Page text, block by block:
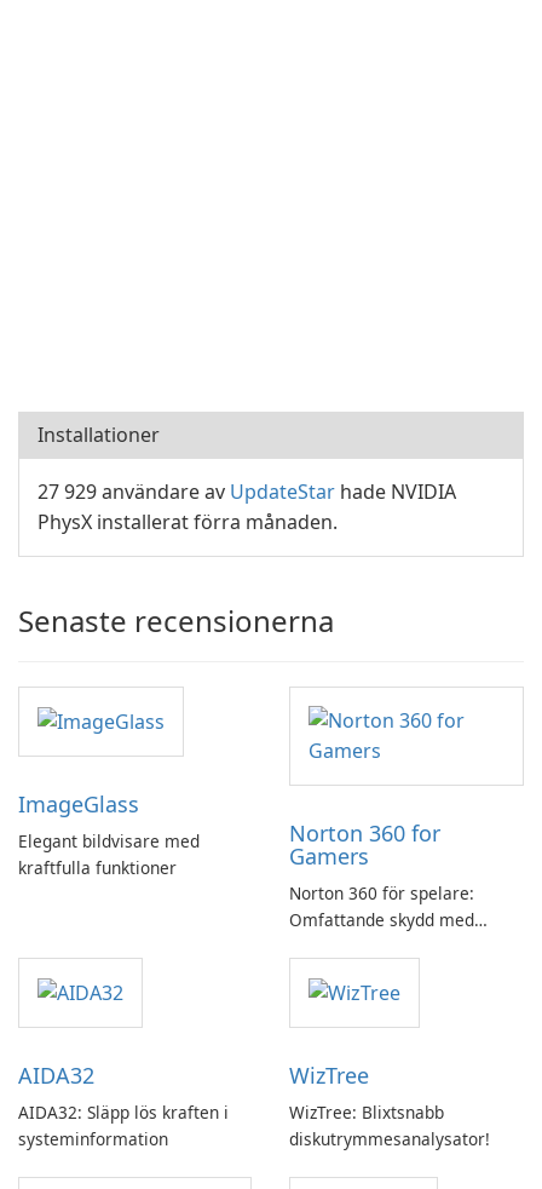
Installationer
27 929 användare av UpdateStar hade NVIDIA
PhysX installerat förra månaden.
Senaste recensionerna
ImageGlass
Elegant bildvisare med
kraftfulla funktioner
Norton 360 for
Gamers
Norton 360 för spelare:
Omfattande skydd med
AIDA32
AIDA32: Släpp lös kraften i
systeminformation
WizTree
WizTree: Blixtsnabb
diskutrymmesanalysator!